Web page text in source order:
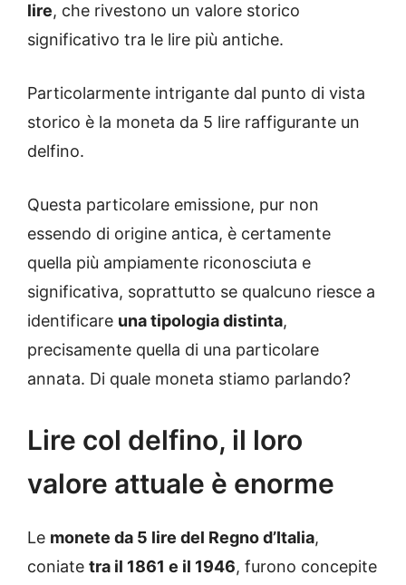
lire, che rivestono un valore storico
significativo tra le lire più antiche.
Particolarmente intrigante dal punto di vista
storico è la moneta da 5 lire raffigurante un
delfino.
Questa particolare emissione, pur non
essendo di origine antica, è certamente
quella più ampiamente riconosciuta e
significativa, soprattutto se qualcuno riesce a
identificare una tipologia distinta,
precisamente quella di una particolare
annata. Di quale moneta stiamo parlando?
Lire col delfino, il loro
valore attuale è enorme
Le monete da 5 lire del Regno d’Italia,
coniate tra il 1861 e il 1946, furono concepite